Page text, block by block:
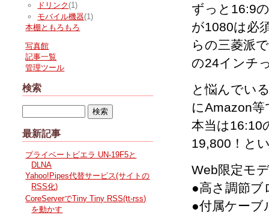
ずっと16:9
が1080は必
らの三菱派
の24インチ
と悩んでい
にAmazon
本当は16:10
19,800！と
Web限定モ
●高さ調節
●付属ケー
ドリンク (1)
モバイル機器(1)
本棚ともろもろ
写真館
記事一覧
管理ツール
検索
最新記事
プライベートビエラ UN-19F5と
DLNA
Yahoo!Pipes代替サービス(サイトの
RSS化)
CoreServerでTiny Tiny RSS(tt-rss)
を動かす